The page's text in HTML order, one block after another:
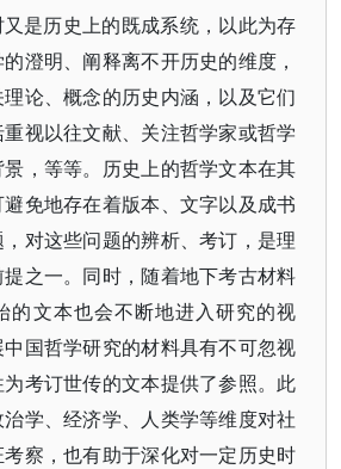
是历史上的既成系统，以此为存
澄明、阐释离不开历史的维度，
论、概念的历史内涵，以及它们
视以往文献、关注哲学家或哲学
，等等。历史上的哲学文本在其
免地存在着版本、文字以及成书
对这些问题的辨析、考订，是理
之一。同时，随着地下考古材料
的文本也会不断地进入研究的视
国哲学研究的材料具有不可忽视
考订世传的文本提供了参照。此
学、经济学、人类学等维度对社
察，也有助于深化对一定历史时